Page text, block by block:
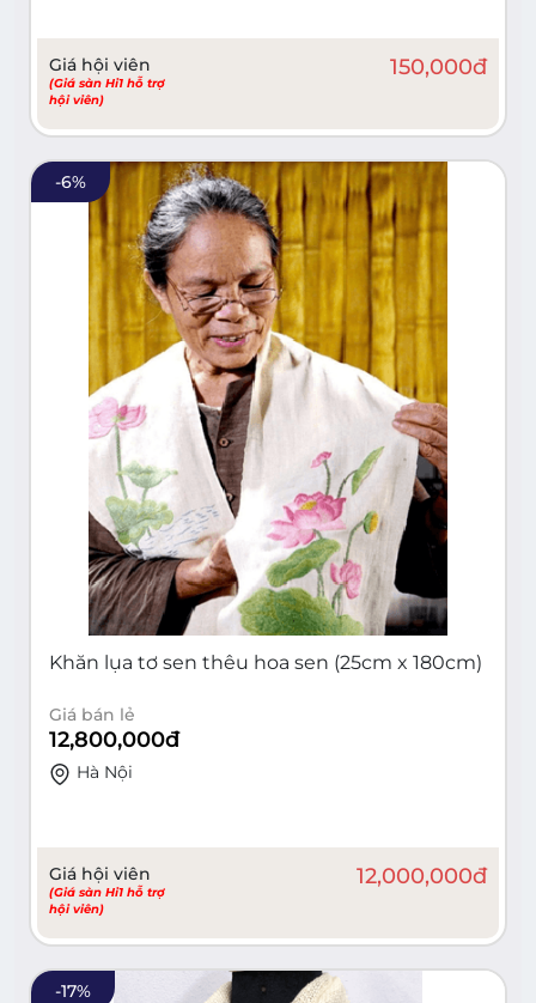
Giá hội viên
(Giá sàn Hi1 hỗ trợ
hội viên)
150,000đ
-6%
Khăn lụa tơ sen thêu hoa sen (25cm x 180cm)
Giá bán lẻ
12,800,000đ
Hà Nội
Giá hội viên
(Giá sàn Hi1 hỗ trợ
hội viên)
12,000,000đ
-17%